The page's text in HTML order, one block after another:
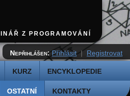
Z PROGRAMOVÁNÍ
KURZ ENCYKLOPEDIE
OSTATNÍ KONTAKTY
Nepřihlášen: Přihlásit | Registrovat